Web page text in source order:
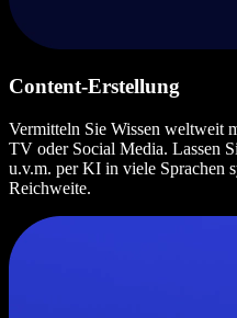
Content-Erstellung
Vermitteln Sie Wissen weltweit
TV oder Social Media. Lassen
u.v.m. per KI in viele Sprachen
Reichweite.